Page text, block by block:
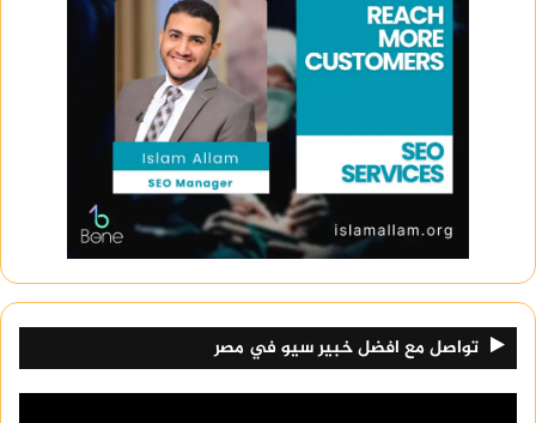
تواصل مع افضل خبير سيو في مصر